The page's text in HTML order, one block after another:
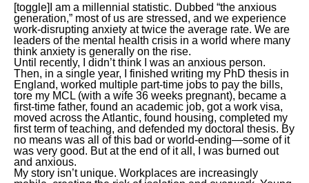
[toggle]I am a millennial statistic. Dubbed “the anxious
generation,” most of us are stressed, and we experience
work-disrupting anxiety at twice the average rate. We are
leaders of the mental health crisis in a world where many
think anxiety is generally on the rise.
Until recently, I didn’t think I was an anxious person.
Then, in a single year, I finished writing my PhD thesis in
England, worked multiple part-time jobs to pay the bills,
tore my MCL (with a wife 36 weeks pregnant), became a
first-time father, found an academic job, got a work visa,
moved across the Atlantic, found housing, completed my
first term of teaching, and defended my doctoral thesis. By
no means was all of this bad or world-ending—some of it
was very good. But at the end of it all, I was burned out
and anxious.
My story isn’t unique. Workplaces are increasingly